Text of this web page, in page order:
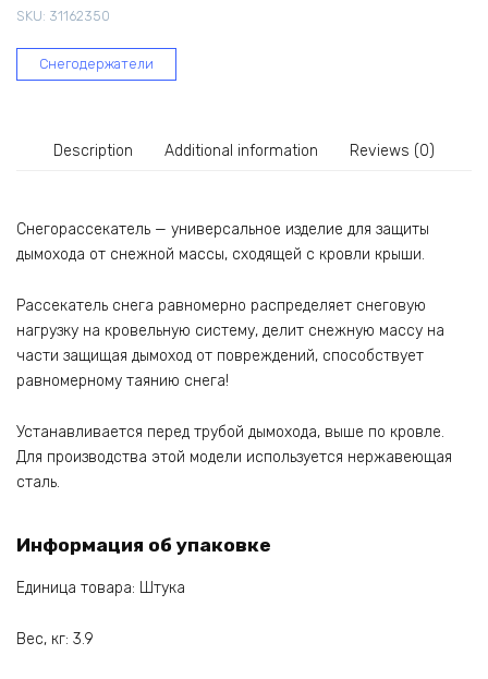
ножках,
(430-
SKU: 31162350
Снегодержатели
Description Additional information Reviews (0)
Снегорассекатель — универсальное изделие для защиты
дымохода от снежной массы, сходящей с кровли крыши.
Рассекатель снега равномерно распределяет снеговую
нагрузку на кровельную систему, делит снежную массу на
части защищая дымоход от повреждений, способствует
равномерному таянию снега!
Устанавливается перед трубой дымохода, выше по кровле.
Для производства этой модели используется нержавеющая
сталь.
Информация об упаковке
Единица товара: Штука
Вес, кг: 3.9